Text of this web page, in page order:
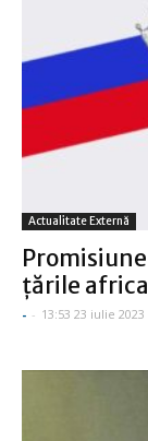
Actualitate Externă
ţările
- - 13:53 23 iulie 2023